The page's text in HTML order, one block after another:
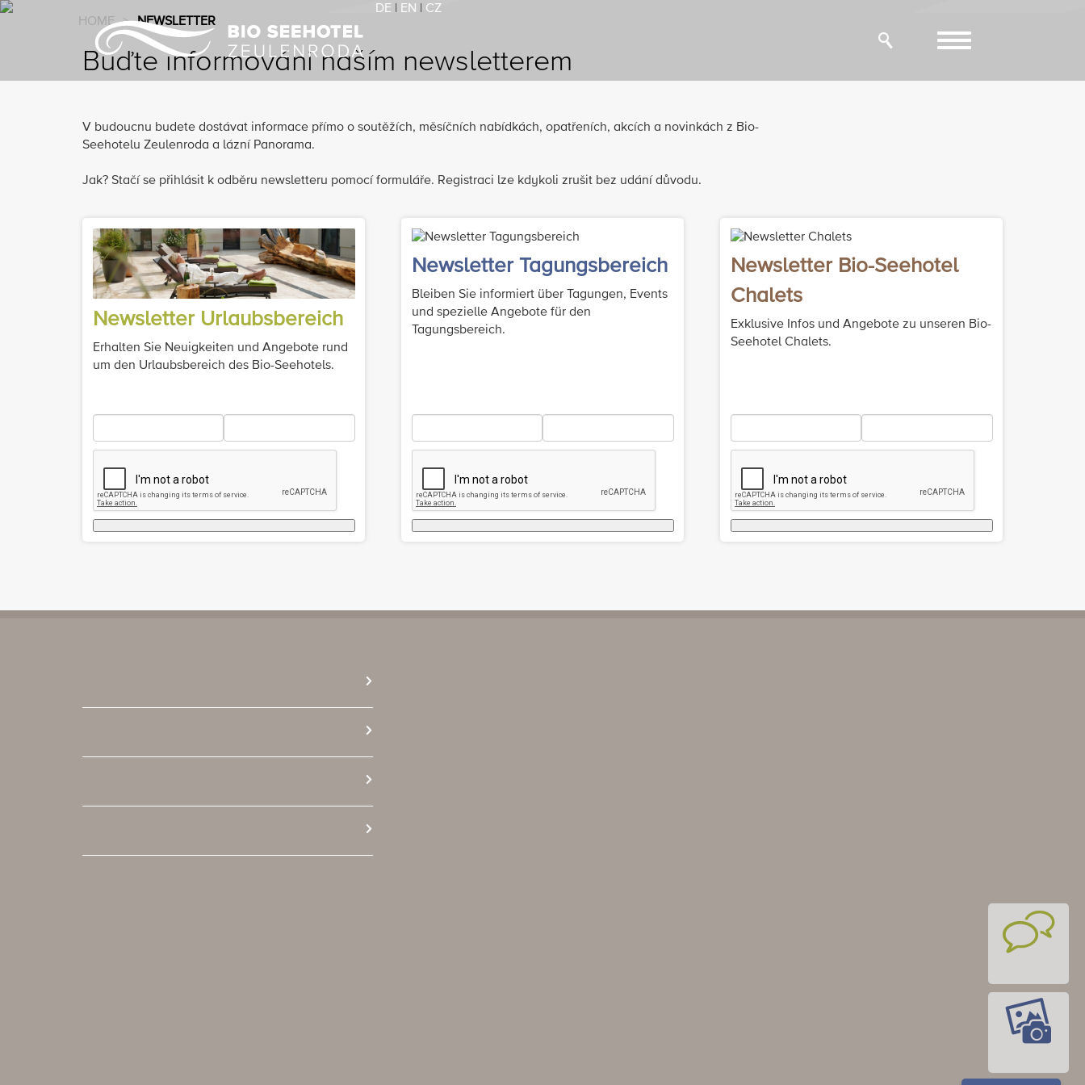
DE EN CZ
Toggle
HOME > NEWSLETTER
Buďte informováni naším newsletterem
V budoucnu budete dostávat informace přímo o soutěžích, měsíčních nabídkách, opatřeních, akcích a novinkách z Bio-
Seehotelu Zeulenroda a lázní Panorama.
Jak? Stačí se přihlásit k odběru newsletteru pomocí formuláře. Registraci lze kdykoli zrušit bez udání důvodu.
Newsletter Urlaubsbereich
Erhalten Sie Neuigkeiten und Angebote rund
um den Urlaubsbereich des Bio-Seehotels.
Newsletter Tagungsbereich
Bleiben Sie informiert über Tagungen, Events
und spezielle Angebote für den
Tagungsbereich.
Newsletter Bio-Seehotel
Chalets
Exklusive Infos und Angebote zu unseren Bio-
Seehotel Chalets.